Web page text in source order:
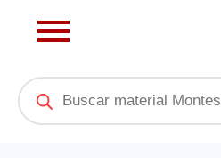
Products
search